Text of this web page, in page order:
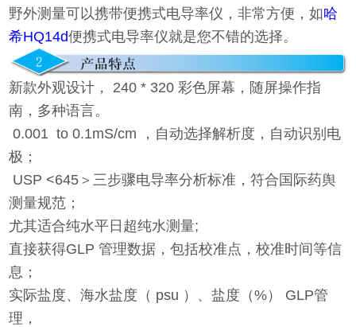
野外测量可以携带便携式电导率仪，非常方便，如哈
希HQ14d便携式电导率仪就是您不错的选择。
新款外观设计， 240 * 320 彩色屏幕，随屏操作指
南，多种语言。
0.001 to 0.1mS/cm ，自动选择解析度，自动识别电
极；
USP <645＞三步骤电导率分析标准，符合国际药舆
测量规范；
尤其适合纯水平日超纯水测量;
直接获得GLP 管理数据，包括校准点，校准时间等信
息；
实际盐度、海水盐度（ psu ）、盐度（%） GLP管
理，